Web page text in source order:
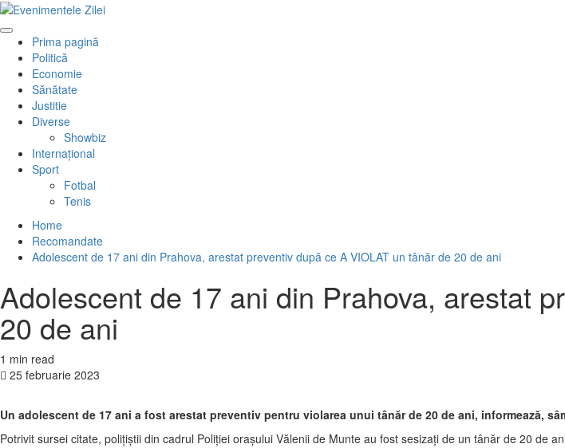
Mergi
conţinut.
Primary
Menu
Prima pagină
Politică
Economie
Sănătate
Justitie
Diverse
Showbiz
Internaţional
Sport
Fotbal
Tenis
Home
Recomandate
Adolescent de 17 ani din Prahova, arestat preventiv după ce A VIOLAT un tânăr de 20 de ani
Adolescent de 17 ani din Prahova, arestat
20 de ani
1 min read
25 februarie 2023
Un adolescent de 17 ani a fost arestat preventiv pentru violarea unui tânăr de 20 de ani, informează,
Potrivit sursei citate, poliţiştii din cadrul Poliţiei oraşului Vălenii de Munte au fost sesizaţi de un tânăr de 20 de